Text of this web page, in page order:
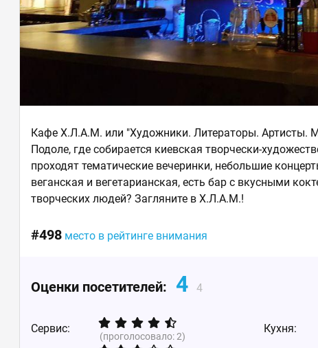
Кафе Х.Л.А.М. или "Художники. Литераторы. Артисты.
Подоле, где собирается киевская творчески-
проходят тематические вечеринки, небольшие
веганская и вегетарианская, есть бар с вкусными
творческих людей? Загляните в Х.Л.А.М.!
#498 место в рейтинге внимания
Оценки посетителей: 4 4
Сервис:
(проголосовало:2)
Кухня: